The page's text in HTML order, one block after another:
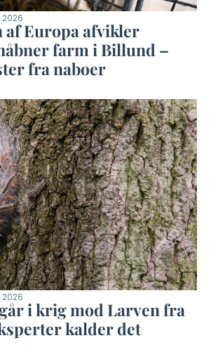
2026
af Europa afvikler
farm i Billund –
fra naboer
2026
i krig mod Larven fra
kalder det